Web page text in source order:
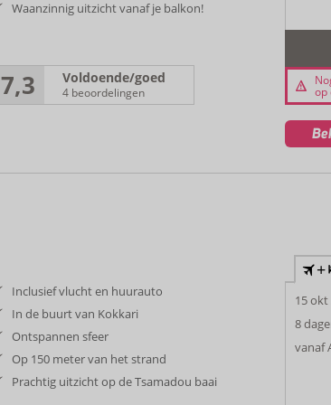
Waanzinnig uitzicht vanaf je balkon!
7,3 Voldoende/goed
4 beoordelingen op
Inclusief vlucht en huurauto
In de buurt van Kokkari
Ontspannen sfeer
Op 150 meter van het strand
Prachtig uitzicht op de Tsamadou baai
+
15 okt
8
vanaf